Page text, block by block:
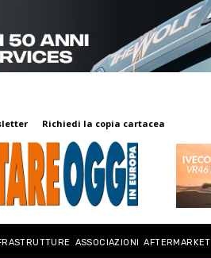
Richiedi la copia cartacea
ASSOCIAZIONI AFTERMARKET